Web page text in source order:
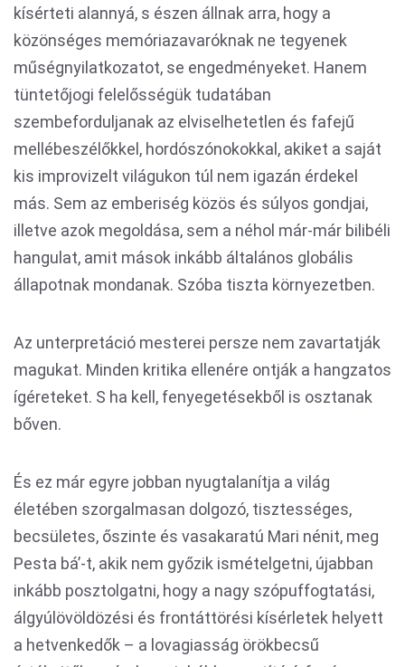
kísérteti alannyá, s észen állnak arra, hogy a
közönséges memóriazavaróknak ne tegyenek
műségnyilatkozatot, se engedményeket. Hanem
tüntetőjogi felelősségük tudatában
szembeforduljanak az elviselhetetlen és fafejű
mellébeszélőkkel, hordószónokokkal, akiket a saját
kis improvizelt világukon túl nem igazán érdekel
más. Sem az emberiség közös és súlyos gondjai,
illetve azok megoldása, sem a néhol már-már bilibéli
hangulat, amit mások inkább általános globális
állapotnak mondanak. Szóba tiszta környezetben.
Az unterpretáció mesterei persze nem zavartatják
magukat. Minden kritika ellenére ontják a hangzatos
ígéreteket. S ha kell, fenyegetésekből is osztanak
bőven.
És ez már egyre jobban nyugtalanítja a világ
életében szorgalmasan dolgozó, tisztességes,
becsületes, őszinte és vasakaratú Mari nénit, meg
Pesta bá’-t, akik nem győzik ismételgetni, újabban
inkább posztolgatni, hogy a nagy szópuffogtatási,
álgyúlövöldözési és frontáttörési kísérletek helyett
a hetvenkedők – a lovagiasság örökbecsű